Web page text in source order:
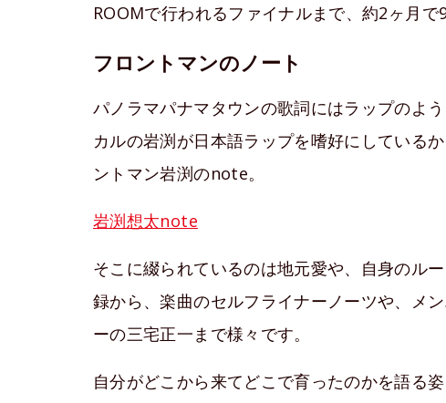
ROOMで行われるファイナルまで、約2ヶ月で
フロントマンのノート
パノラマパナマタウンの歌詞にはラップのよ
カルの岩渕が日本語ラップを嗜好にしている
ントマン岩渕のnote。
岩渕想太note
そこに綴られているのは地元愛や、自身のル
録から、楽曲のセルフライナーノーツや、メ
ーの三宅正一まで様々です。
自分がどこから来てどこで育ったのかを語る